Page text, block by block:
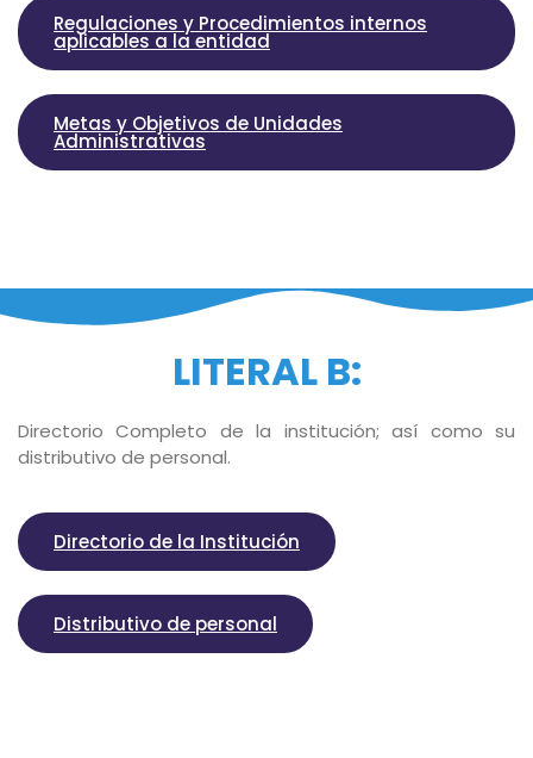
Regulaciones y Procedimientos internos
aplicables a la entidad
Metas y Objetivos de Unidades
Administrativas
LITERAL B:
Directorio Completo de la institución; así como su
distributivo de personal.
Directorio de la Institución
Distributivo de personal